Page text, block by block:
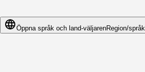
Öppna språk och land-väljarenRegion/språk